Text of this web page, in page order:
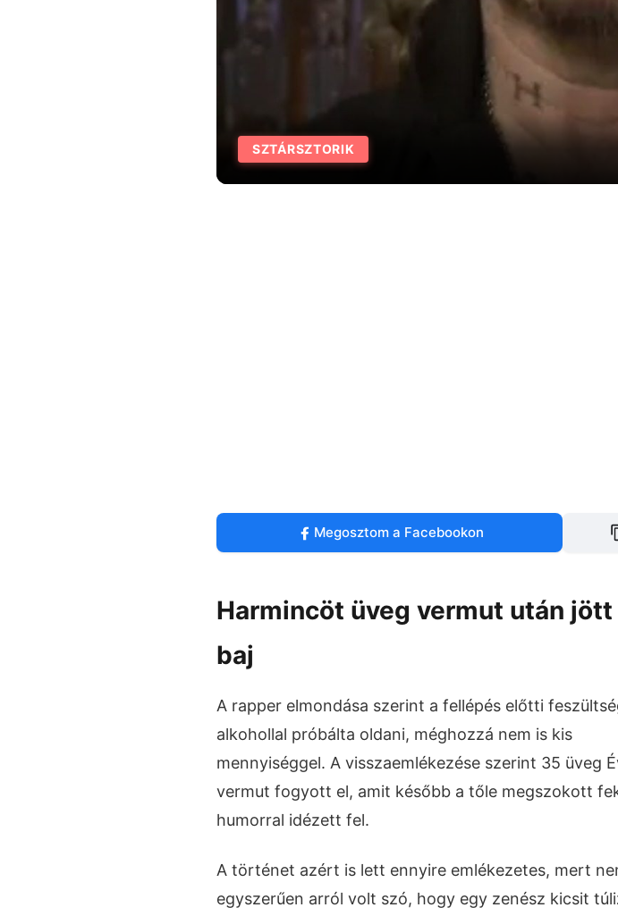
SZTÁRSZTORIK
Megosztom a Facebookon
Harmincöt üveg vermut után jött
baj
A rapper elmondása szerint a fellépés előtti
alkohollal próbálta oldani, méghozzá nem is kis
mennyiséggel. A visszaemlékezése szerint 35 üveg
vermut fogyott el, amit később a tőle megszokott
humorral idézett fel.
A történet azért is lett ennyire emlékezetes, mert
egyszerűen arról volt szó, hogy egy zenész kicsit